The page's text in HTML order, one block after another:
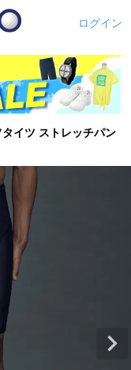
ログイン
イツ ストレッチパン